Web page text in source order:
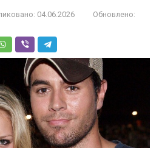
04.06.2026
Обновлено: